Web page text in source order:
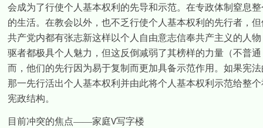
会成为了行使个人基本权利的先导和示范。在专政体制窒息
的生活。在教会以外，也不乏行使个人基本权利的先行者，
共产党内都有张志新这样以个人自由意志信奉共产主义的人
驱者都极具个人魅力，但这反倒减弱了其榜样的力量（不普
而，他们的先行因为易于复制而更加具备示范作用。如果宪
那一先行活出个人基本权利并由此将个人基本权利示范给整
宪政结构。
目前冲突的焦点——家庭V写字楼